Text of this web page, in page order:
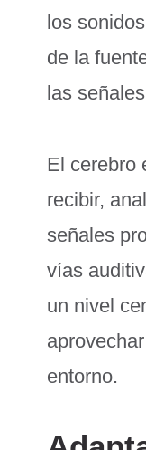
los
de la
las
El cerebro
recibir,
señales
vías
un nivel
entorno.